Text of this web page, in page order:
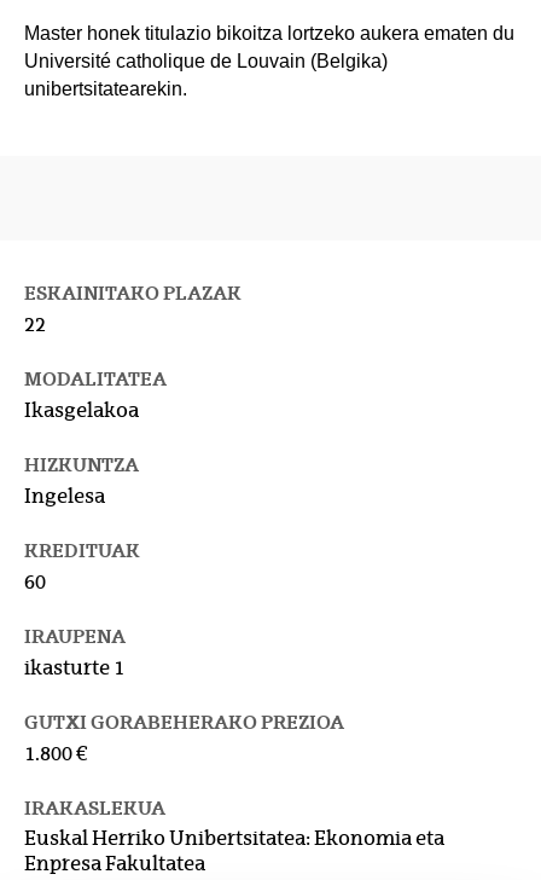
Master honek titulazio bikoitza lortzeko aukera ematen du
Université catholique de Louvain (Belgika)
unibertsitatearekin.
ESKAINITAKO PLAZAK
22
MODALITATEA
Ikasgelakoa
HIZKUNTZA
Ingelesa
KREDITUAK
60
IRAUPENA
ikasturte 1
GUTXI GORABEHERAKO PREZIOA
1.800 €
IRAKASLEKUA
Euskal Herriko Unibertsitatea: Ekonomia eta
Enpresa Fakultatea